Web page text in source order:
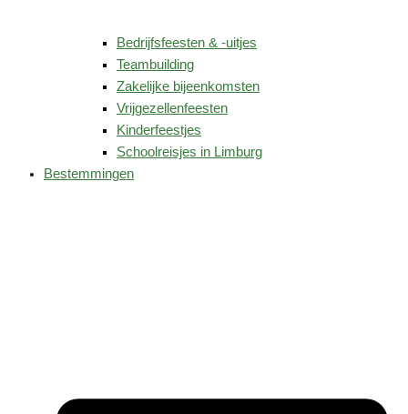
Bedrijfsfeesten & -uitjes
Teambuilding
Zakelijke bijeenkomsten
Vrijgezellenfeesten
Kinderfeestjes
Schoolreisjes in Limburg
Bestemmingen